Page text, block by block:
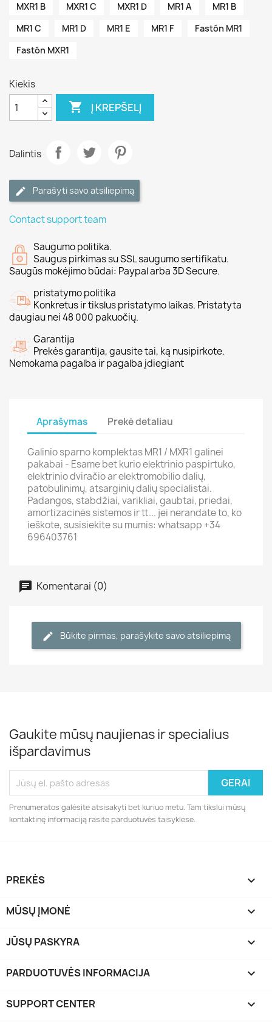
MXR1 B
MXR1 C MXR1 D MR1 A
MR1 B
MR1 C
MR1 D MR1 E MR1 F
Fastón MR1
Fastón MXR1
Kiekis
 Į KREPŠELĮ
Dalintis
Parašyti savo atsiliepimą
Contact support team
Saugumo politika.
Saugus pirkimas su SSL saugumo sertifikatu.
Saugūs mokėjimo būdai: Paypal arba 3D Secure.
pristatymo politika
Konkretus ir tikslus pristatymo laikas. Pristatyta
daugiau nei 48 000 pakuočių.
Garantija
Prekės garantija, gausite tai, ką nusipirkote.
Nemokama pagalba ir pagalba įdiegiant
Aprašymas Prekė detaliau
Galinio sparno komplektas MR1 / MXR1 galinei
pakabai - Esame bet kurio elektrinio paspirtuko,
elektrinio dviračio ar elektromobilio dalių,
patobulinimų, atsarginių dalių specialistai.
Padangos, stabdžiai, varikliai, gaubtai, priedai,
amortizacinės sistemos ir tt... jei nerandate to, ko
ieškote, susisiekite su mumis: whatsapp +34
696403761
Komentarai (0)
Būkite pirmas, parašykite savo atsiliepimą
Gaukite mūsų naujienas ir specialius
išpardavimus
Prenumeratos galėsite atsisakyti bet kuriuo metu. Tam tikslui mūsų
kontaktinę informaciją rasite parduotuvės taisyklėse.
PREKĖS 
MŪSŲ ĮMONĖ 
JŪSŲ PASKYRA 
PARDUOTUVĖS INFORMACIJA keyboard_arrow_down
SUPPORT CENTER 